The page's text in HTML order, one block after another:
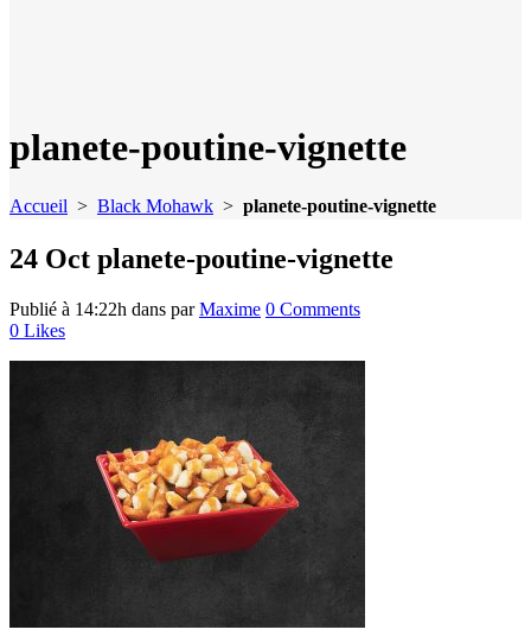
planete-poutine-vignette
Accueil > Black Mohawk > planete-poutine-vignette
24 Oct planete-poutine-vignette
Publié à 14:22h dans parMaxime 0 Comments
0 Likes